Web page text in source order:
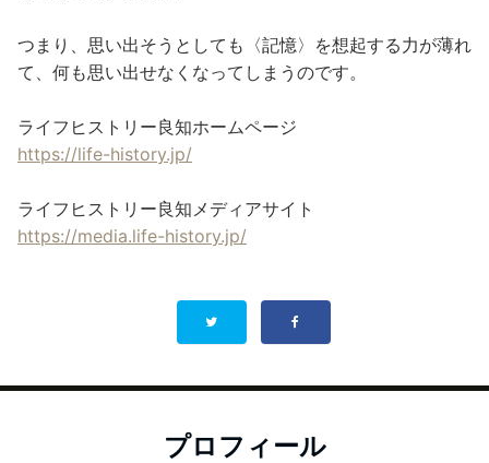
つまり、思い出そうとしても〈記憶〉を想起する力が薄れ
て、何も思い出せなくなってしまうのです。
ライフヒストリー良知ホームページ
https://life-history.jp/
ライフヒストリー良知メディアサイト
https://media.life-history.jp/
プロフィール